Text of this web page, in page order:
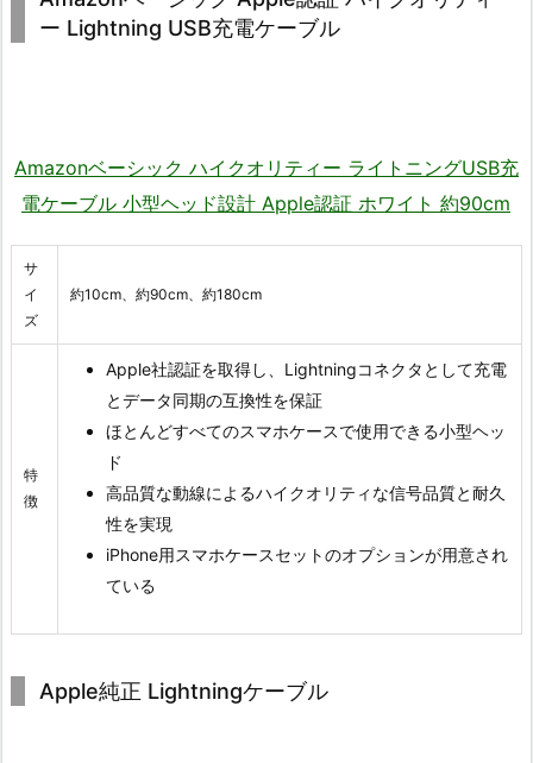
ー Lightning USB充電ケーブル
Amazonベーシック ハイクオリティー ライトニングUSB充
電ケーブル 小型ヘッド設計 Apple認証 ホワイト 約90cm
サ
イ
ズ
約10cm、約90cm、約180cm
特
徴
Apple社認証を取得し、Lightningコネクタとして充電
とデータ同期の互換性を保証
ほとんどすべてのスマホケースで使用できる小型ヘッ
ド
高品質な動線によるハイクオリティな信号品質と耐久
性を実現
iPhone用スマホケースセットのオプションが用意され
ている
Apple純正 Lightningケーブル